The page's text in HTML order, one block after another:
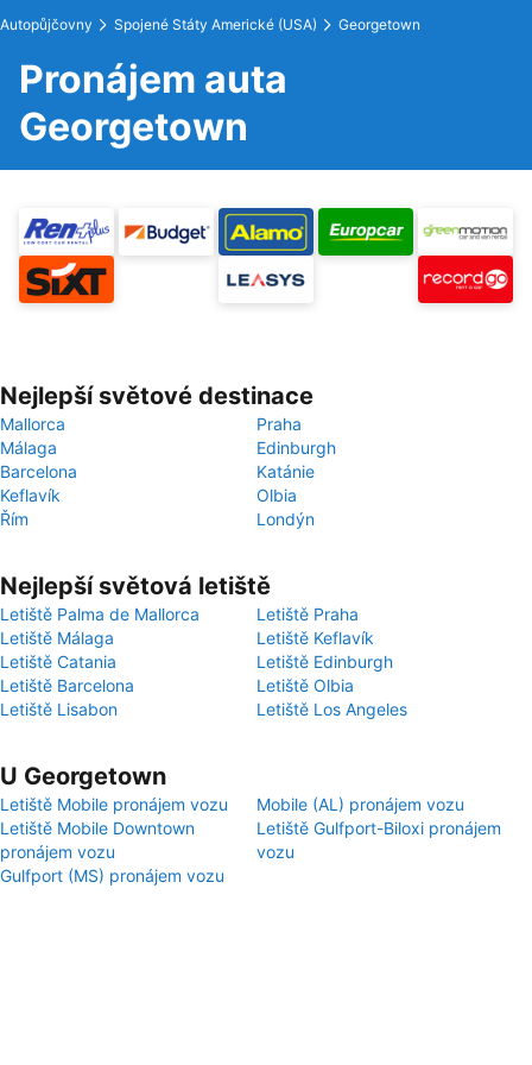
Autopůjčovny Spojené Státy Americké (USA) Georgetown
Pronájem auta
Georgetown
Nejlepší světové destinace
Mallorca
Praha
Málaga
Edinburgh
Barcelona
Katánie
Keflavík
Olbia
Řím
Londýn
Nejlepší světová letiště
Letiště Palma de Mallorca
Letiště Praha
Letiště Málaga
Letiště Keflavík
Letiště Catania
Letiště Edinburgh
Letiště Barcelona
Letiště Olbia
Letiště Lisabon
Letiště Los Angeles
U Georgetown
Letiště Mobile pronájem vozu
Mobile (AL) pronájem vozu
Letiště Mobile Downtown
pronájem vozu
Letiště Gulfport-Biloxi pronájem
vozu
Gulfport (MS) pronájem vozu